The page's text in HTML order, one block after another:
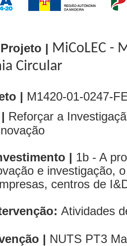
| MiCoLEC -
Circular
| M1420-01-0247-
Reforçar a
| 1b - A
e investigação,
centros de
Atividades
| NUTS PT3